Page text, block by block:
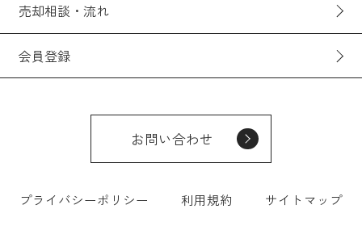
売却相談・流れ
会員登録
お問い合わせ
プライバシーポリシー 利用規約 サイトマップ